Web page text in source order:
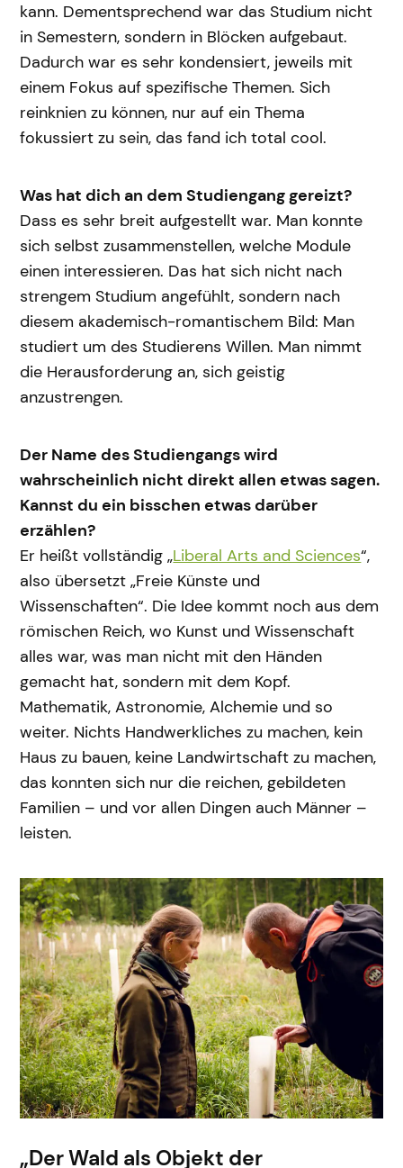
kann. Dementsprechend war das Studium nicht
in Semestern, sondern in Blöcken aufgebaut.
Dadurch war es sehr kondensiert, jeweils mit
einem Fokus auf spezifische Themen. Sich
reinknien zu können, nur auf ein Thema
fokussiert zu sein, das fand ich total cool.
Was hat dich an dem Studiengang gereizt?
Dass es sehr breit aufgestellt war. Man konnte
sich selbst zusammenstellen, welche Module
einen interessieren. Das hat sich nicht nach
strengem Studium angefühlt, sondern nach
diesem akademisch-romantischem Bild: Man
studiert um des Studierens Willen. Man nimmt
die Herausforderung an, sich geistig
anzustrengen.
Der Name des Studiengangs wird
wahrscheinlich nicht direkt allen etwas sagen.
Kannst du ein bisschen etwas darüber
erzählen?
Er heißt vollständig „Liberal Arts and Sciences“,
also übersetzt „Freie Künste und
Wissenschaften“. Die Idee kommt noch aus dem
römischen Reich, wo Kunst und Wissenschaft
alles war, was man nicht mit den Händen
gemacht hat, sondern mit dem Kopf.
Mathematik, Astronomie, Alchemie und so
weiter. Nichts Handwerkliches zu machen, kein
Haus zu bauen, keine Landwirtschaft zu machen,
das konnten sich nur die reichen, gebildeten
Familien – und vor allen Dingen auch Männer –
leisten.
„Der Wald als Objekt der